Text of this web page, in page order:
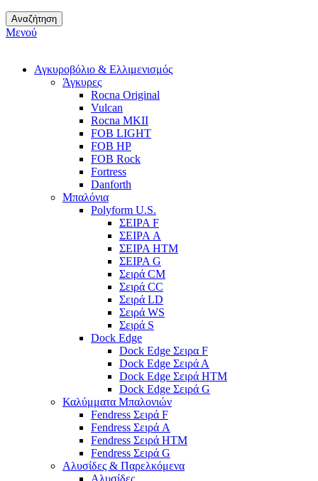
Αναζήτηση
Μενού
Αγκυροβόλιο & Ελλιμενισμός
Άγκυρες
Rocna Original
Vulcan
Rocna MKII
FOB LIGHT
FOB HP
FOB Rock
Fortress
Danforth
Μπαλόνια
Polyform U.S.
ΣΕΙΡΑ F
ΣΕΙΡΑ A
ΣΕΙΡΑ HTM
ΣΕΙΡΑ G
Σειρά CM
Σειρά CC
Σειρά LD
Σειρά WS
Σειρά S
Dock Edge
Dock Edge Σειρα F
Dock Edge Σειρά Α
Dock Edge Σειρά HTM
Dock Edge Σειρά G
Καλύμματα Μπαλονιών
Fendress Σειρά F
Fendress Σειρά A
Fendress Σειρά HTM
Fendress Σειρά G
Αλυσίδες & Παρελκόμενα
Αλυσίδες